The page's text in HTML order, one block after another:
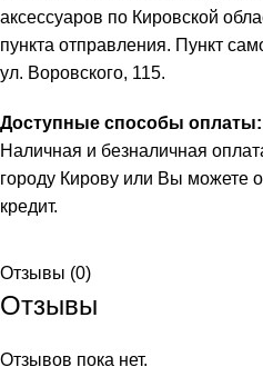
аксессуаров по Кировской
пункта отправления. Пункт
ул. Воровского, 115.
Доступные способы оплаты:
Наличная и безналичная
городу Кирову или Вы можете
кредит.
Отзывы (0)
Отзывы
Отзывов пока нет.